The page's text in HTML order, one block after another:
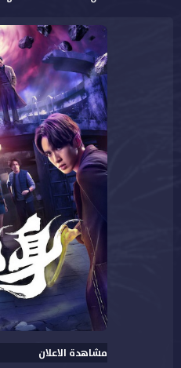
مشاهدة الاعلان